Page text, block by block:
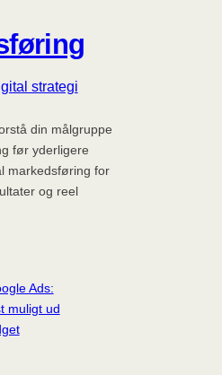
strategi
din målgruppe
før yderligere
markedsføring for
og reel